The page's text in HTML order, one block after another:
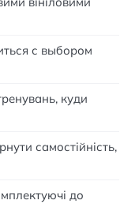
с выбором
куди
самостійність,
до